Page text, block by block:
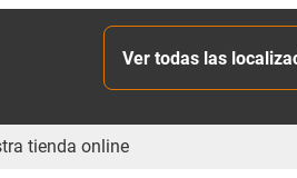
Ver todas las
tienda online